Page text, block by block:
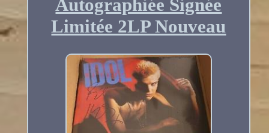
Autographiée Signée
Limitée 2LP Nouveau